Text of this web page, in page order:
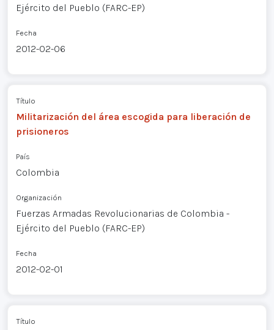
Ejército del Pueblo (FARC-EP)
Fecha
2012-02-06
Título
Militarización del área escogida para liberación de
prisioneros
País
Colombia
Organización
Fuerzas Armadas Revolucionarias de Colombia -
Ejército del Pueblo (FARC-EP)
Fecha
2012-02-01
Título